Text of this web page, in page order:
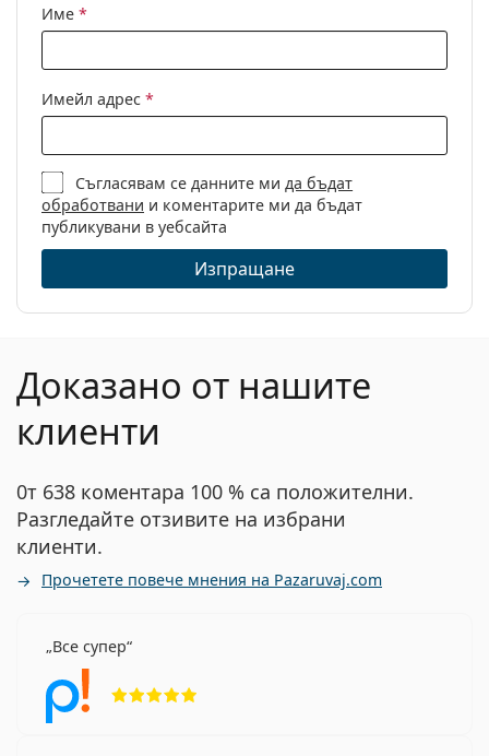
Име *
Имейл адрес *
Съгласявам се данните ми да бъдат
обработвани и коментарите ми да бъдат
публикувани в уебсайта
Изпращане
Доказано от нашите
клиенти
0т 638 коментара 100 % са положителни.
Разгледайте отзивите на избрани
клиенти.
Прочетете повече мнения на Pazaruvaj.com
Все супер